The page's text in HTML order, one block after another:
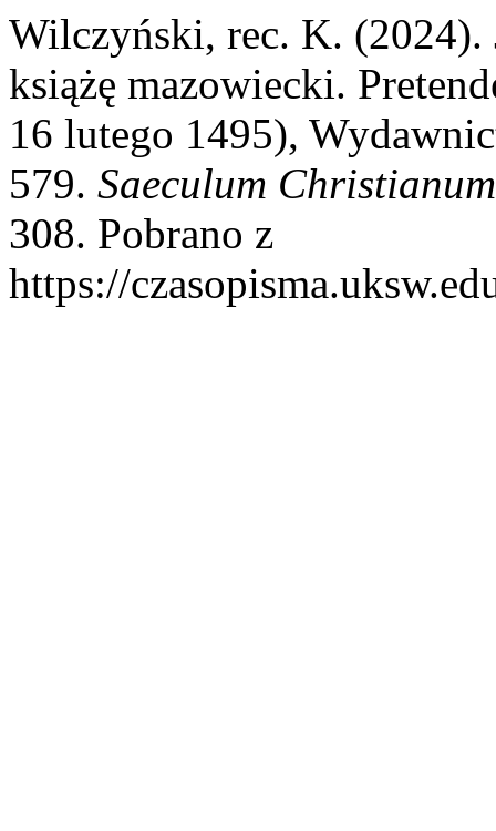
Wilczyński, rec. K. (2024).
książę mazowiecki.
16 lutego 1495),
579. Saeculum
308. Pobrano z
https://